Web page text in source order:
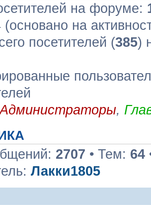
на форуме:
(основано на
посетителей (385)
Администраторы,
2707 • Тем: 64
Лакки1805